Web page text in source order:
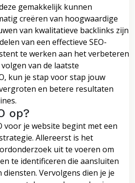
gemakkelijk kunnen
creëren van hoogwaardige
van kwalitatieve backlinks zijn
van een effectieve SEO-
te werken aan het verbeteren
van de laatste
kun je stap voor stap jouw
en betere resultaten
op?
voor je website begint met een
Allereerst is het
uit te voeren om
te identificeren die aansluiten
Vervolgens dien je je